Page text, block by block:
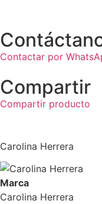
Contactar por
Compartir
Compartir producto
Carolina Herrera
Marca
Carolina Herrera